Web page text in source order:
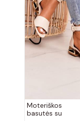
Moteriškos
basutės su